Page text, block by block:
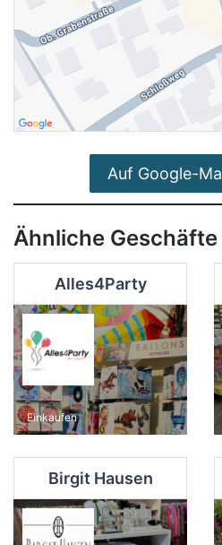
Auf Google-
Ähnliche Geschäfte
Alles4Party
Einkaufen
Birgit Hausen